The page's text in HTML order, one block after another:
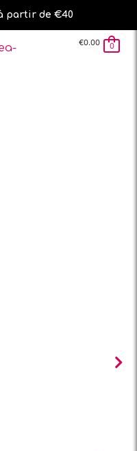
partir de €40
€0.00 0